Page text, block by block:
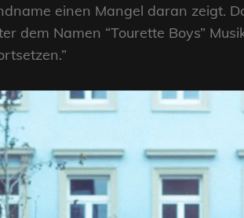
einen Mangel daran zeigt.
dem Namen “Tourette Boys”